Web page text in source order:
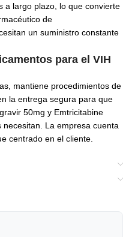
a largo plazo, lo que convierte
de
un suministro constante
para el VIH
mantiene procedimientos de
la entrega segura para que
50mg y Emtricitabine
La empresa cuenta
centrado en el cliente.